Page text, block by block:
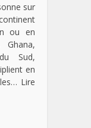
sur
ou en
Sud,
en
Lire